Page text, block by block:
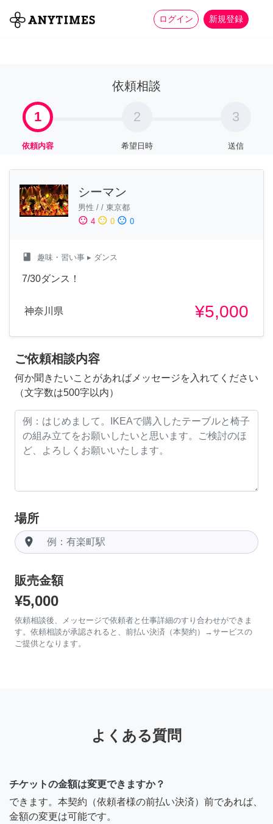
ログイン 新規登録
全て 家事 more_horiz
依頼相談
1
依頼内容
2
希望日時
3
送信
シーマン
男性 / / 東京都
sentiment_satisfied 4 sentiment_neutral 0 sentiment_dissatisfied 0
class 趣味・習い事 ▸ ダンス
7/30ダンス！
神奈川県 ¥5,000
ご依頼相談内容
何か聞きたいことがあればメッセージを入れてください
（文字数は500字以内）
場所
room
販売金額
¥5,000
依頼相談後、メッセージで依頼者と仕事詳細のすり合わせができま
す。依頼相談が承認されると、前払い決済（本契約）→サービスの
ご提供となります。
よくある質問
チケットの金額は変更できますか？
できます。本契約（依頼者様の前払い決済）前であれば、
金額の変更は可能です。